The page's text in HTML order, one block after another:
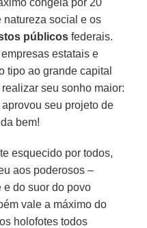
natureza social e os
públicos federais.
estatais e
tipo ao grande capital
seu sonho maior:
aprovou seu projeto de
bem!
esquecido por todos,
aos poderosos –
e do suor do povo
vale a máximo do
holofotes todos